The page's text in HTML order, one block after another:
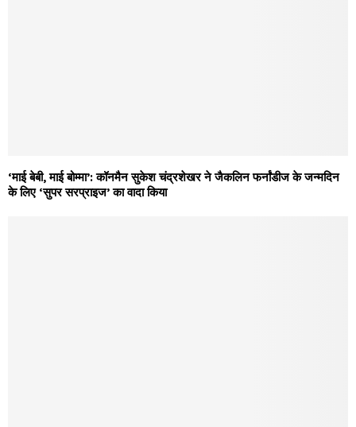
‘माई बेबी, माई बोम्मा’: कॉनमैन सुकेश चंद्रशेखर ने जैकलिन फर्नांडीज के जन्मदिन
के लिए ‘सुपर सरप्राइज’ का वादा किया